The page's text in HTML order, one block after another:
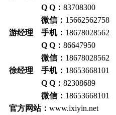
Q Q： 83708300
微信： 15662562758
游经理 手机： 18678028562
Q Q： 86647950
微信： 18678028562
徐经理 手机： 18653668101
Q Q： 82308689
微信： 18653668101
官方网站： www.ixiyin.net